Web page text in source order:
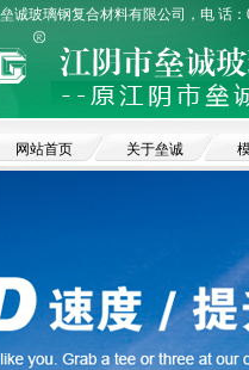
诚玻璃钢复合材料有限公司，电 话
网站首页 关于垒诚